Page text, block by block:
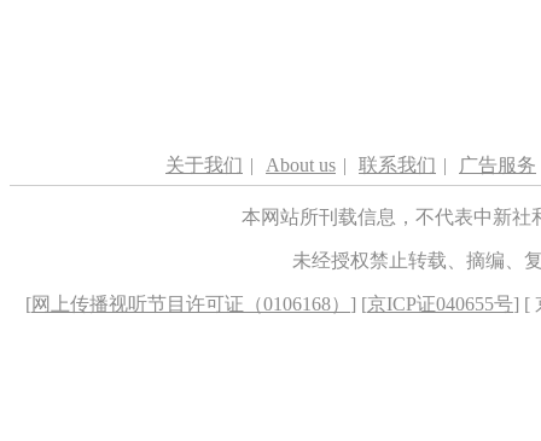
关于我们 | About us | 联系我们 | 广告服务
本网站所刊载信息，不代表中新
未经授权禁止转载、摘编、
[网上传播视听节目许可证（0106168） ] [京ICP证040655号] [